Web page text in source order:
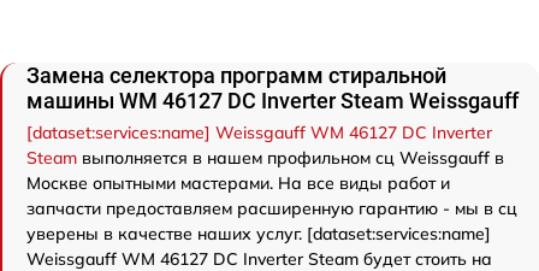
Замена селектора программ стиральной
машины WM 46127 DC Inverter Steam Weissgauff
[dataset:services:name] Weissgauff WM 46127 DC Inverter
Steam выполняется в нашем профильном сц Weissgauff в
Москве опытными мастерами. На все виды работ и
запчасти предоставляем расширенную гарантию - мы в сц
уверены в качестве наших услуг. [dataset:services:name]
Weissgauff WM 46127 DC Inverter Steam будет стоить на